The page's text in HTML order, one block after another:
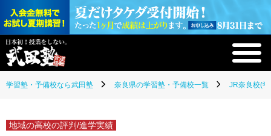
学習塾・予備校なら武田塾 奈良県の学習塾・予備校一覧 JR奈良校(
地域の高校の評判/進学実績